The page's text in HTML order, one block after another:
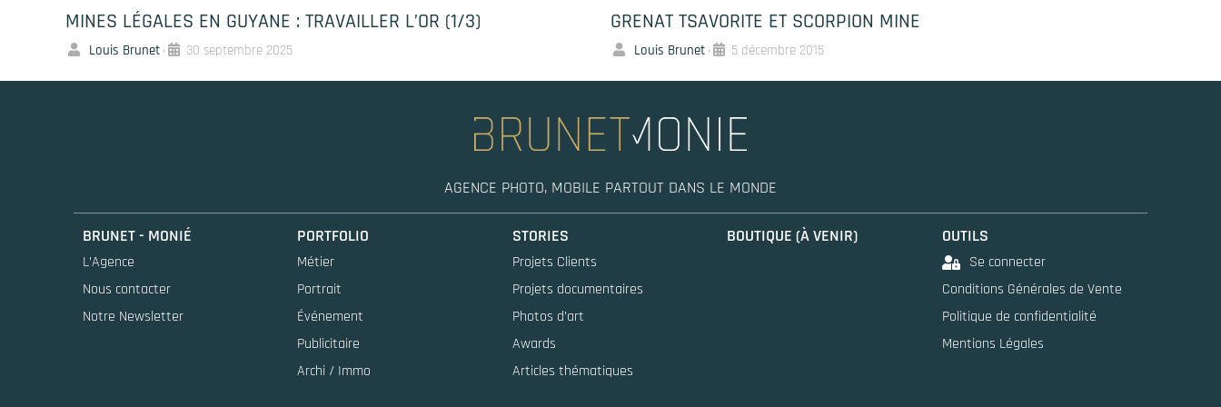
MINES LÉGALES EN GUYANE : TRAVAILLER L’OR (1/3)
Louis Brunet • 30 septembre 2025
GRENAT TSAVORITE ET SCORPION MINE
Louis Brunet • 5 décembre 2015
AGENCE PHOTO, MOBILE PARTOUT DANS LE MONDE
BRUNET - MONIÉ
L’Agence
Nous contacter
Notre Newsletter
PORTFOLIO
Métier
Portrait
Événement
Publicitaire
Archi / Immo
STORIES
Projets Clients
Projets documentaires
Photos d’art
Awards
Articles thématiques
BOUTIQUE (À VENIR) OUTILS
Se connecter
Conditions Générales de Vente
Politique de confidentialité
Mentions Légales
et
contribuent
vitales du
site
Expérience
une meilleure